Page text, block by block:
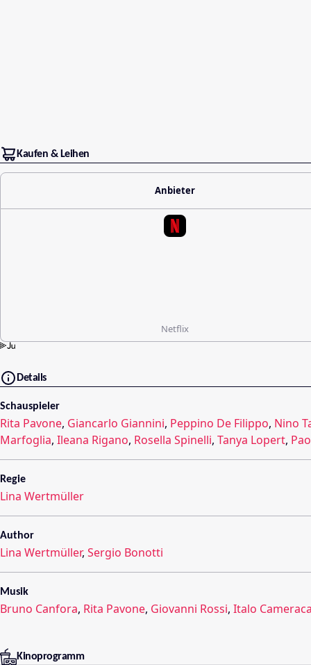
Kaufen & Leihen
Anbieter
Netflix
Details
Schauspieler
Rita Pavone, Giancarlo Giannini, Peppino De Filippo, Nino
Marfoglia, Ileana Rigano, Rosella Spinelli, Tanya Lopert,
Regie
Lina Wertmüller
Author
Lina Wertmüller, Sergio Bonotti
Musik
Bruno Canfora, Rita Pavone, Giovanni Rossi, Italo
Kinoprogramm